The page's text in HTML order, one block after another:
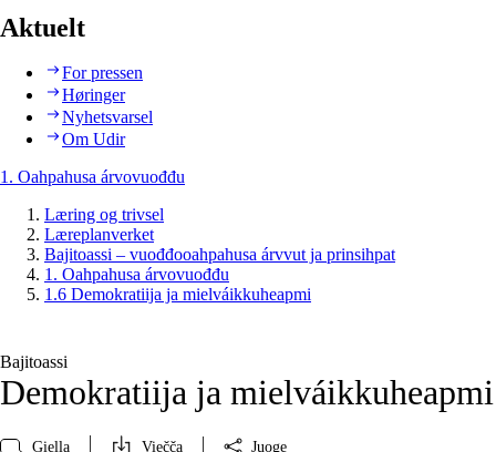
Aktuelt
For pressen
Høringer
Nyhetsvarsel
Om Udir
1. Oahpahusa árvovuođđu
Læring og trivsel
Læreplanverket
Bajitoassi – vuođđooahpahusa árvvut ja prinsihpat
1. Oahpahusa árvovuođđu
1.6 Demokratiija ja mielváikkuheapmi
Bajitoassi
Demokratiija ja mielváikkuheapmi
Giella Viečča Juoge